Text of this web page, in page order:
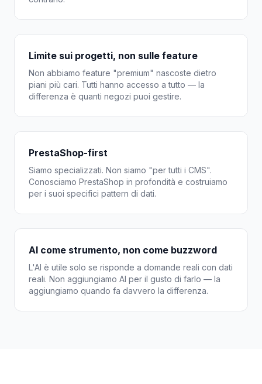
Limite sui progetti, non sulle feature
Non abbiamo feature "premium" nascoste dietro
piani più cari. Tutti hanno accesso a tutto — la
differenza è quanti negozi puoi gestire.
PrestaShop-first
Siamo specializzati. Non siamo "per tutti i CMS".
Conosciamo PrestaShop in profondità e costruiamo
per i suoi specifici pattern di dati.
AI come strumento, non come buzzword
L'AI è utile solo se risponde a domande reali con dati
reali. Non aggiungiamo AI per il gusto di farlo — la
aggiungiamo quando fa davvero la differenza.